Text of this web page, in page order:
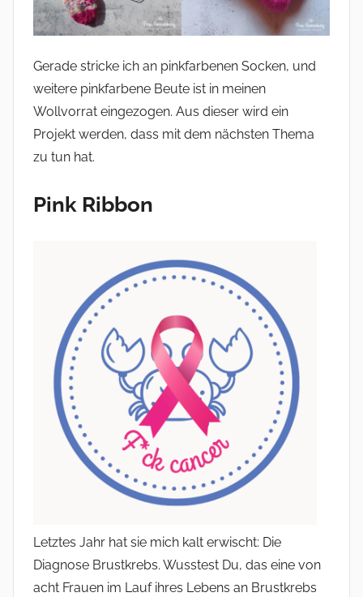
Gerade stricke ich an pinkfarbenen Socken, und
weitere pinkfarbene Beute ist in meinen
Wollvorrat eingezogen. Aus dieser wird ein
Projekt werden, dass mit dem nächsten Thema
zu tun hat.
Pink Ribbon
Letztes Jahr hat sie mich kalt erwischt: Die
Diagnose Brustkrebs. Wusstest Du, das eine von
acht Frauen im Lauf ihres Lebens an Brustkrebs